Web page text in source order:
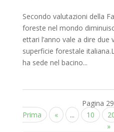
Secondo valutazioni della
foreste nel mondo
ettari l’anno vale a dire due
superficie forestale
ha sede nel bacino...
Pagina
Prima
« ... 10
»